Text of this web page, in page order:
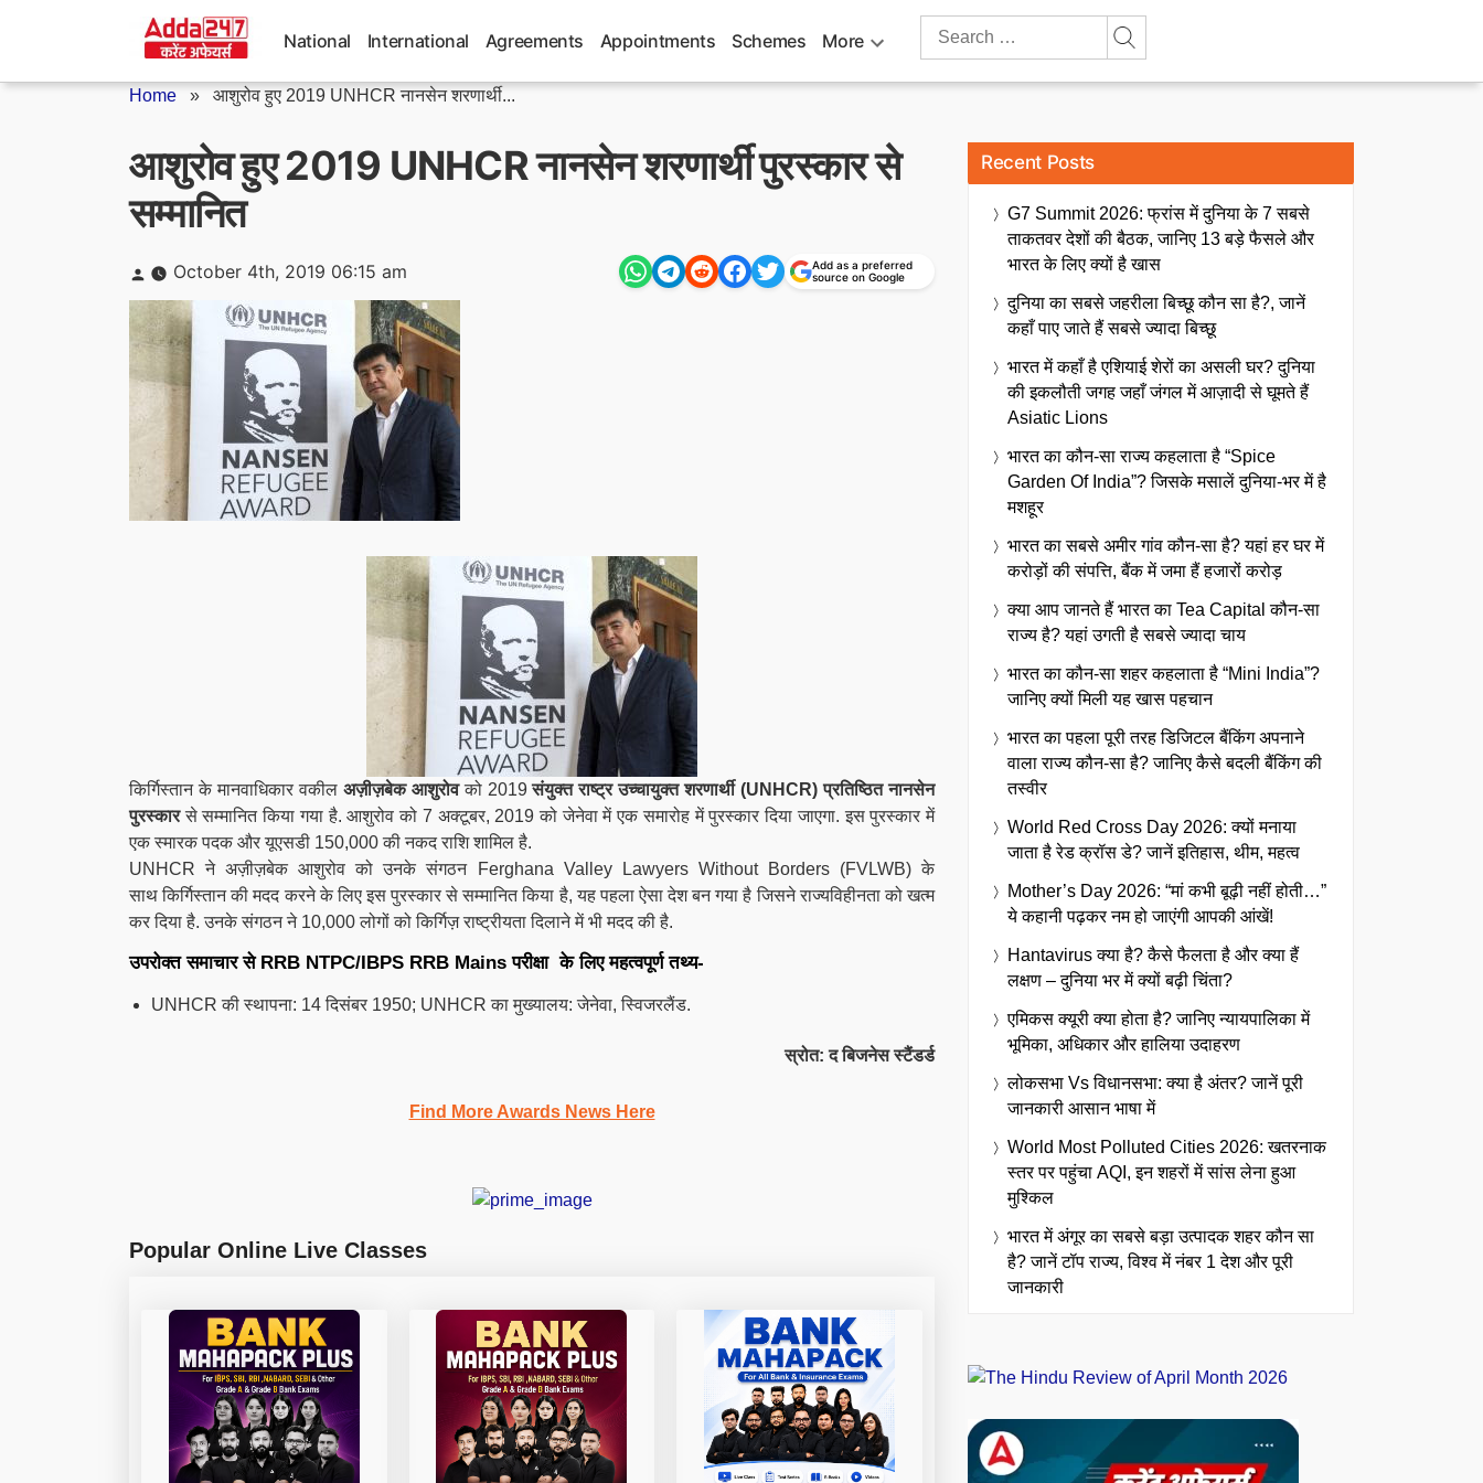
National International Agreements Appointments Schemes More
Search
Home » आशुरोव हुए 2019 UNHCR नानसेन शरणार्थी...
आशुरोव हुए 2019 UNHCR नानसेन शरणार्थी पुरस्कार से
सम्मानित
Posted
by
October 4th, 2019 06:15 am
Add as a preferred
source on Google
किर्गिस्तान के मानवाधिकार वकील अज़ीज़बेक आशुरोवको 2019संयुक्त राष्ट्र उच्चायुक्त शरणार्थी (UNHCR) प्रतिष्ठित नानसेन
पुरस्कारसे सम्मानित किया गया है. आशुरोव को 7 अक्टूबर, 2019 को जेनेवा में एक समारोह में पुरस्कार दिया जाएगा. इस पुरस्कार में
एक स्मारक पदक और यूएसडी 150,000 की नकद राशि शामिल है.
UNHCR ने अज़ीज़बेक आशुरोव को उनके संगठन
Ferghana Valley Lawyers Without Borders (FVLWB) के
साथ किर्गिस्तान की मदद करने के लिए इस पुरस्कार से सम्मानित किया है, यह पहला ऐसा देश बन गया है जिसने राज्यविहीनता को खत्म
कर दिया है. उनके संगठन ने 10,000 लोगों को किर्गिज़ राष्ट्रीयता दिलाने में भी मदद की है.
उपरोक्त समाचार से RRB NTPC/IBPS RRB Mains परीक्षा के लिए महत्वपूर्ण तथ्य-
UNHCR की स्थापना: 14 दिसंबर 1950; UNHCR का मुख्यालय: जेनेवा, स्विजरलैंड.
स्रोत: द बिजनेस स्टैंडर्ड
Find More Awards News Here
Popular Online Live Classes
Recent Posts
G7 Summit 2026: फ्रांस में दुनिया के 7 सबसे
ताकतवर देशों की बैठक, जानिए 13 बड़े फैसले और
भारत के लिए क्यों है खास
दुनिया का सबसे जहरीला बिच्छू कौन सा है?, जानें
कहाँ पाए जाते हैं सबसे ज्यादा बिच्छू
भारत में कहाँ है एशियाई शेरों का असली घर? दुनिया
की इकलौती जगह जहाँ जंगल में आज़ादी से घूमते हैं
Asiatic Lions
भारत का कौन-सा राज्य कहलाता है “Spice
Garden Of India”? जिसके मसालें दुनिया-भर में है
मशहूर
भारत का सबसे अमीर गांव कौन-सा है? यहां हर घर में
करोड़ों की संपत्ति, बैंक में जमा हैं हजारों करोड़
क्या आप जानते हैं भारत का Tea Capital कौन-सा
राज्य है? यहां उगती है सबसे ज्यादा चाय
भारत का कौन-सा शहर कहलाता है “Mini India”?
जानिए क्यों मिली यह खास पहचान
भारत का पहला पूरी तरह डिजिटल बैंकिंग अपनाने
वाला राज्य कौन-सा है? जानिए कैसे बदली बैंकिंग की
तस्वीर
World Red Cross Day 2026: क्यों मनाया
जाता है रेड क्रॉस डे? जानें इतिहास, थीम, महत्व
Mother’s Day 2026: “मां कभी बूढ़ी नहीं होती…”
ये कहानी पढ़कर नम हो जाएंगी आपकी आंखें!
Hantavirus क्या है? कैसे फैलता है और क्या हैं
लक्षण – दुनिया भर में क्यों बढ़ी चिंता?
एमिकस क्यूरी क्या होता है? जानिए न्यायपालिका में
भूमिका, अधिकार और हालिया उदाहरण
लोकसभा Vs विधानसभा: क्या है अंतर? जानें पूरी
जानकारी आसान भाषा में
World Most Polluted Cities 2026: खतरनाक
स्तर पर पहुंचा AQI, इन शहरों में सांस लेना हुआ
मुश्किल
भारत में अंगूर का सबसे बड़ा उत्पादक शहर कौन सा
है? जानें टॉप राज्य, विश्व में नंबर 1 देश और पूरी
जानकारी